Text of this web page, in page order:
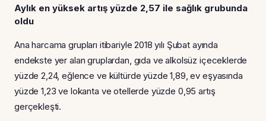
Aylık en yüksek artış yüzde 2,57 ile sağlık grubunda
oldu
Ana harcama grupları itibariyle 2018 yılı Şubat ayında
endekste yer alan gruplardan, gıda ve alkolsüz içeceklerde
yüzde 2,24, eğlence ve kültürde yüzde 1,89, ev eşyasında
yüzde 1,23 ve lokanta ve otellerde yüzde 0,95 artış
gerçekleşti.